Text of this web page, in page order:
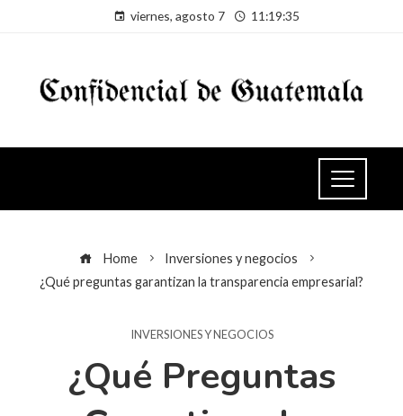
viernes, agosto 7 11:19:36
Home
Inversiones y negocios
¿Qué preguntas garantizan la transparencia empresarial?
INVERSIONES Y NEGOCIOS
¿Qué Preguntas